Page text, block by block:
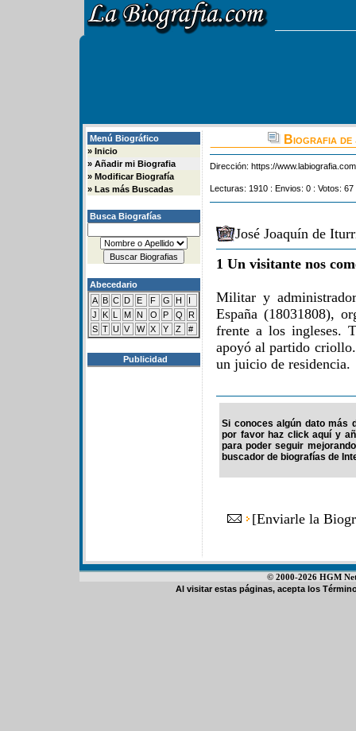
Menú Biográfico
» Inicio
» Añadir mi Biografia
» Modificar Biografía
» Las más Buscadas
Busca Biografías
Abecedario
A B C D E F G H
I
J
K L M N O P Q
R
S T U V W X Y Z #
Publicidad
Biografia
Dirección: https://
Lecturas: 1910 : Envios: 0 : Votos:
José Joaquín de
1 Un visitante nos
Militar y
España (18031808),
frente a los ingleses.
apoyó al partido
un juicio de residencia.
Si conoces algún dato más
por favor haz click aquí y
para poder seguir
buscador de biografías de
[Enviarle la
© 2000-2026 HGM
Al visitar estas páginas, acepta los